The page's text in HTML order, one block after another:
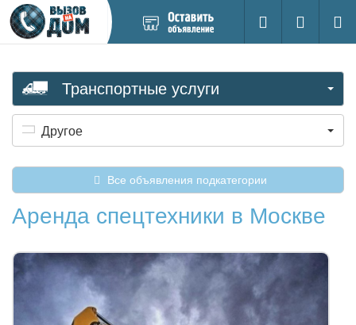
новое
Поиск
Вход на
Транспортные услуги
Другое
Все объявления подкатегории
Аренда спецтехники в Москве